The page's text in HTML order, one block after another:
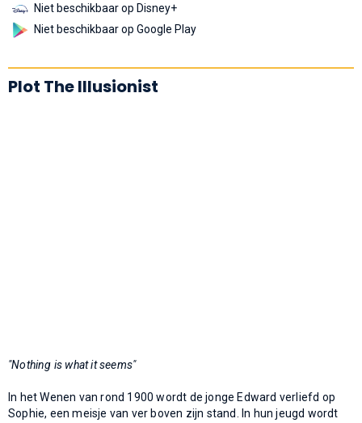
Niet beschikbaar op Disney+
Niet beschikbaar op Google Play
Plot The Illusionist
"Nothing is what it seems"
In het Wenen van rond 1900 wordt de jonge Edward verliefd op
Sophie, een meisje van ver boven zijn stand. In hun jeugd wordt